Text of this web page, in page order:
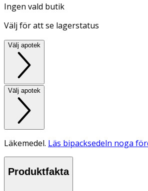
Ingen vald butik
Välj för att se lagerstatus
Välj apotek
Välj apotek
Läkemedel. Läs bipacksedeln noga
Produktfakta